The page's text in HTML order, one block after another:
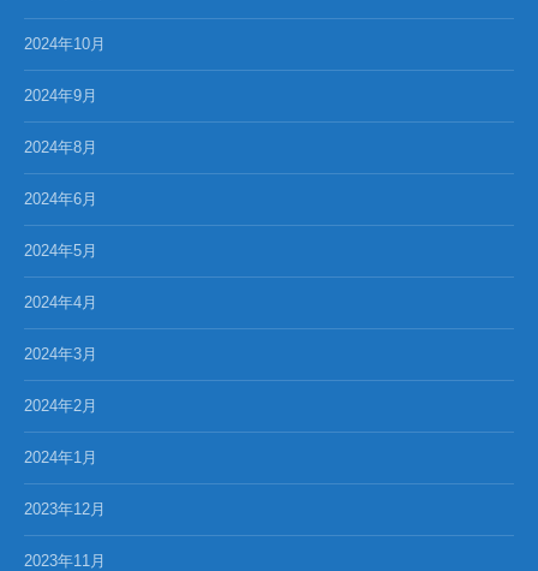
2024年10月
2024年9月
2024年8月
2024年6月
2024年5月
2024年4月
2024年3月
2024年2月
2024年1月
2023年12月
2023年11月